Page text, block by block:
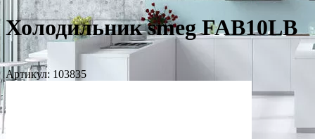
Холодильник smeg FAB10LB
Артикул: 103835